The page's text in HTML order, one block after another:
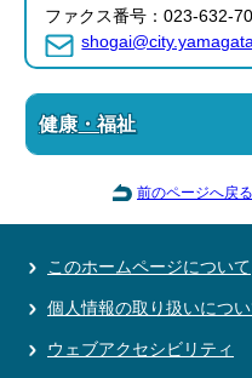
ファクス番号：023-632-
健康・福祉
前のページへ戻る
このホームページについて
個人情報の取り扱いにつ
ウェブアクセシビリティ